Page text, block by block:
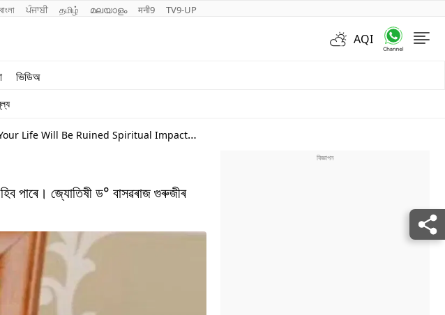
বাংলা ਪੰਜਾਬੀ தமிழ் മലയാളം मनी9 TV9-UP
AQI
ভিডিঅ
Life Will Be Ruined Spiritual Impact
পাৰে। জ্যোতিষী ড° বাসৱৰাজ গুৰুজীৰ